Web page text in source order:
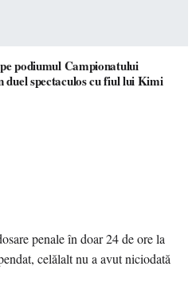
podiumul Campionatului
spectaculos cu fiul lui Kimi